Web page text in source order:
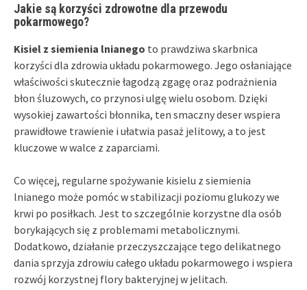
Jakie są korzyści zdrowotne dla przewodu
pokarmowego?
Kisiel z siemienia lnianego to prawdziwa skarbnica
korzyści dla zdrowia układu pokarmowego. Jego osłaniające
właściwości skutecznie łagodzą zgagę oraz podrażnienia
błon śluzowych, co przynosi ulgę wielu osobom. Dzięki
wysokiej zawartości błonnika, ten smaczny deser wspiera
prawidłowe trawienie i ułatwia pasaż jelitowy, a to jest
kluczowe w walce z zaparciami.
Co więcej, regularne spożywanie kisielu z siemienia
lnianego może pomóc w stabilizacji poziomu glukozy we
krwi po posiłkach. Jest to szczególnie korzystne dla osób
borykających się z problemami metabolicznymi.
Dodatkowo, działanie przeczyszczające tego delikatnego
dania sprzyja zdrowiu całego układu pokarmowego i wspiera
rozwój korzystnej flory bakteryjnej w jelitach.